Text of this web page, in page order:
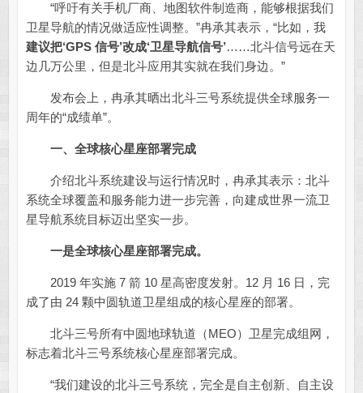
“呼吁有关手机厂商、地图软件制造商，能够根据我们
卫星导航的情况做适应性调整。”冉承其表示，“比如，我
建议把‘GPS 信号’改成‘卫星导航信号’……北斗信号远在天
边几万公里，但是北斗应用其实就在我们身边。”
发布会上，冉承其晒出北斗三号系统提供全球服务一
周年的“成绩单”。
一、全球核心星座部署完成
介绍北斗系统建设与运行情况时，冉承其表示：北斗
系统全球覆盖和服务能力进一步完善，向建成世界一流卫
星导航系统目标迈出坚实一步。
一是全球核心星座部署完成。
2019 年实施 7 箭 10 星高密度发射。12 月 16 日，完
成了由 24 颗中圆轨道卫星组成的核心星座的部署。
北斗三号所有中圆地球轨道（MEO）卫星完成组网，
标志着北斗三号系统核心星座部署完成。
“我们建设的北斗三号系统，完全是自主创新、自主设